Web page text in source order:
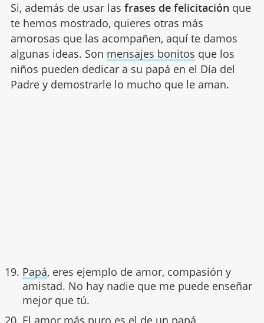
Si, además de usar las frases de felicitación que
te hemos mostrado, quieres otras más
amorosas que las acompañen, aquí te damos
algunas ideas. Son mensajes bonitos que los
niños pueden dedicar a su papá en el Día del
Padre y demostrarle lo mucho que le aman.
Papá, eres ejemplo de amor, compasión y
amistad. No hay nadie que me puede enseñar
mejor que tú.
El amor más puro es el de un papá